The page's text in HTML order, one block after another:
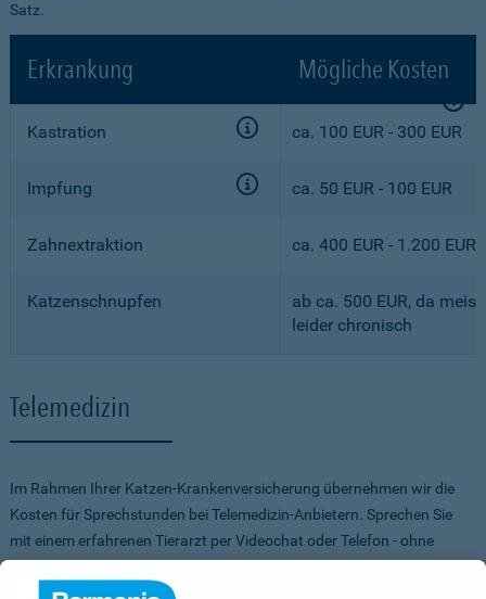
Satz.
Erkrankung Mögliche Kosten
Kastration ca. 100 EUR - 300 EUR
Impfung ca. 50 EUR - 100 EUR
Zahnextraktion ca. 400 EUR - 1.200 EUR
Katzenschnupfen
ab ca. 500 EUR, da
leider chronisch
Telemedizin
Im Rahmen Ihrer Katzen-Krankenversicherung übernehmen wir die
Kosten für Sprechstunden bei Telemedizin-Anbietern. Sprechen Sie
mit einem erfahrenen Tierarzt per Videochat oder Telefon - ohne
Stress für Sie und Ihr Tier.